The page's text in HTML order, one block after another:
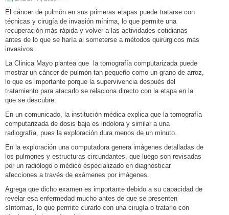
El cáncer de pulmón en sus primeras etapas puede tratarse con
técnicas y cirugía de invasión mínima, lo que permite una
recuperación más rápida y volver a las actividades cotidianas
antes de lo que se haría al someterse a métodos quirúrgicos más
invasivos.
La Clinica Mayo plantea que la tomografía computarizada puede
mostrar un cáncer de pulmón tan pequeño como un grano de arroz,
lo que es importante porque la supervivencia después del
tratamiento para atacarlo se relaciona directo con la etapa en la
que se descubre.
En un comunicado, la institución médica explica que la tomografía
computarizada de dosis baja es indolora y similar a una
radiografía, pues la exploración dura menos de un minuto.
En la exploración una computadora genera imágenes detalladas de
los pulmones y estructuras circundantes, que luego son revisadas
por un radiólogo o médico especializado en diagnosticar
afecciones a través de exámenes por imágenes.
Agrega que dicho examen es importante debido a su capacidad de
revelar esa enfermedad mucho antes de que se presenten
síntomas, lo que permite curarlo con una cirugía o tratarlo con